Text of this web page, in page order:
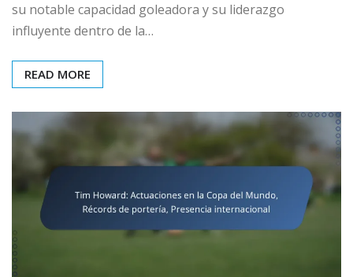
su notable capacidad goleadora y su liderazgo
influyente dentro de la…
READ MORE